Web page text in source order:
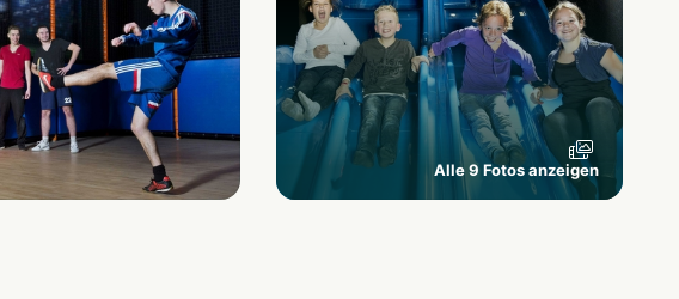
Alle 9 Fotos anzeigen